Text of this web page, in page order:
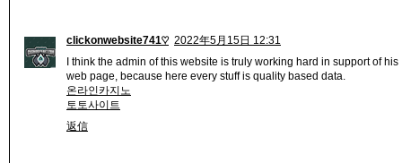
clickonwebsite741♡ 2022年5月15日 12:31
I think the admin of this website is truly working hard in support of his
web page, because here every stuff is quality based data.
온라인카지노
토토사이트
返信